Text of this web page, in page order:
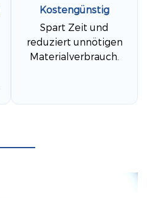
Kostengünstig
Spart Zeit und
reduziert unnötigen
Materialverbrauch.